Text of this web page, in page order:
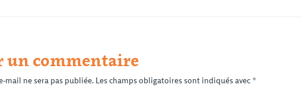
un commentaire
mail ne sera pas publiée. Les champs obligatoires sont indiqués avec *